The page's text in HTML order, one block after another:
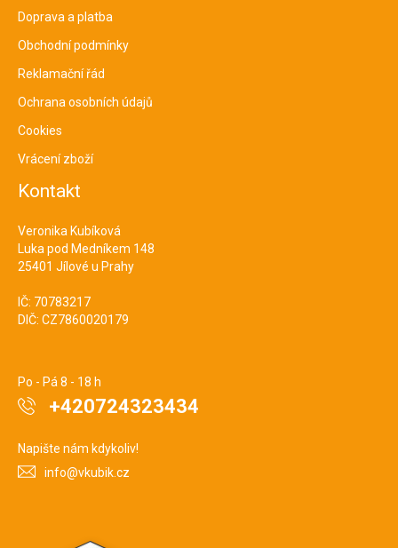
Doprava a platba
Obchodní podmínky
Reklamační řád
Ochrana osobních údajů
Cookies
Vrácení zboží
Kontakt
Veronika Kubíková
Luka pod Medníkem 148
25401 Jílové u Prahy
IČ: 70783217
DIČ: CZ7860020179
Po - Pá 8 - 18 h
+420724323434
Napište nám kdykoliv!
info@vkubik.cz